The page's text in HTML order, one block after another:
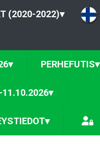
(2020-2022)▾
▾ PERHEFUTIS▾
11.10.2026▾
▾